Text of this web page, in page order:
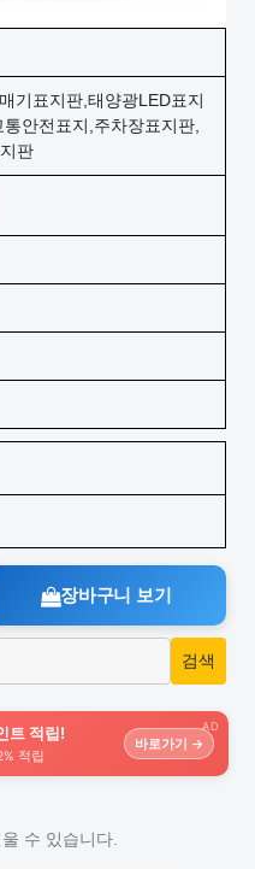
기표지판,태양광LED표지
안전표지,주차장표지판,
판
장바구니 보기
AD
트 적립!
적립
바로가기 →
수 있습니다.